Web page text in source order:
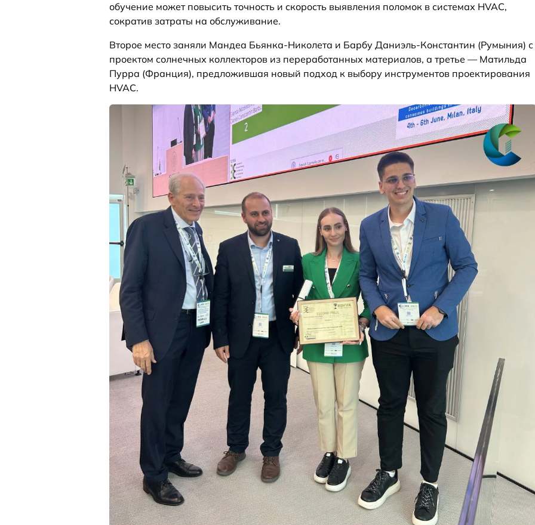
обучение может повысить точность и скорость выявления поломок в системах HVAC,
сократив затраты на обслуживание.
Второе место заняли Мандеа Бьянка-Николета и Барбу Даниэль-Константин (Румыния) с
проектом солнечных коллекторов из переработанных материалов, а третье — Матильда
Пурра (Франция), предложившая новый подход к выбору инструментов проектирования
HVAC.